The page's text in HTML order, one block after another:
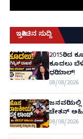
ಇತ್ತೀಚಿನ ಸುದ್ದಿ
2015ರಿಂದ
ಕೂದಲು
ಧರಿಯಾಲ್!
08/08/2026
ಚೇತನ್
08/08/2026